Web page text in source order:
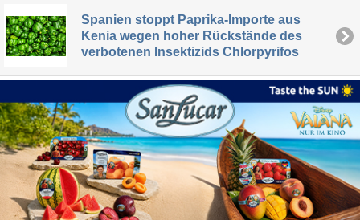
Spanien stoppt Paprika-Importe aus
Kenia wegen hoher Rückstände des
verbotenen Insektizids Chlorpyrifos